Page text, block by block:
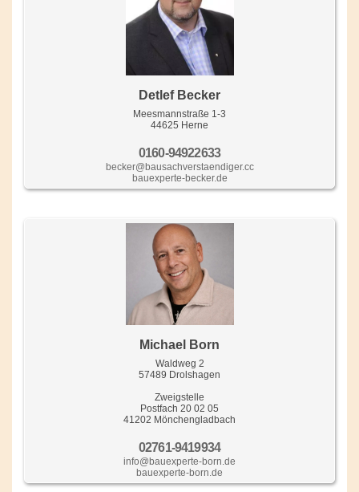
Detlef Becker
Meesmannstraße 1-3
44625 Herne
0160-94922633
becker@bausachverstaendiger.cc
bauexperte-becker.de
Michael Born
Waldweg 2
57489 Drolshagen
Zweigstelle
Postfach 20 02 05
41202 Mönchengladbach
02761-9419934
info@bauexperte-born.de
bauexperte-born.de